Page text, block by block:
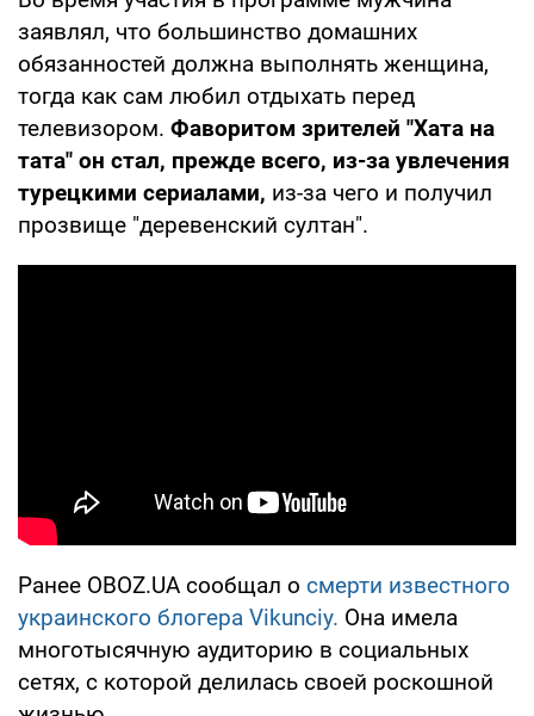
заявлял, что большинство домашних
обязанностей должна выполнять женщина,
тогда как сам любил отдыхать перед
телевизором. Фаворитом зрителей "Хата на
тата" он стал, прежде всего, из-за увлечения
турецкими сериалами, из-за чего и получил
прозвище "деревенский султан".
Ранее OBOZ.UA сообщал о смерти известного
украинского блогера Vikunciy. Она имела
многотысячную аудиторию в социальных
сетях, с которой делилась своей роскошной